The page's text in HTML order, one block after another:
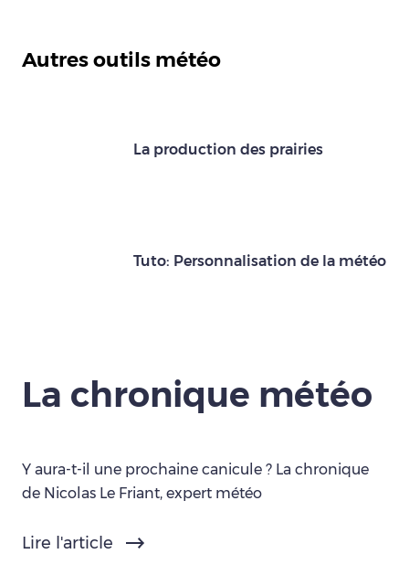
Autres outils météo
La production des prairies
Tuto: Personnalisation de la météo
La chronique météo
Y aura-t-il une prochaine canicule ? La chronique
de Nicolas Le Friant, expert météo
Lire l'article